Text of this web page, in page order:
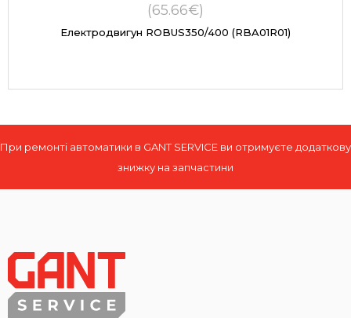
(65.66€)
Електродвигун ROBUS350/400 (RBA01R01)
При ремонті автоматики в GANT SERVICE ви отримуєте додаткову
знижку на запчастини